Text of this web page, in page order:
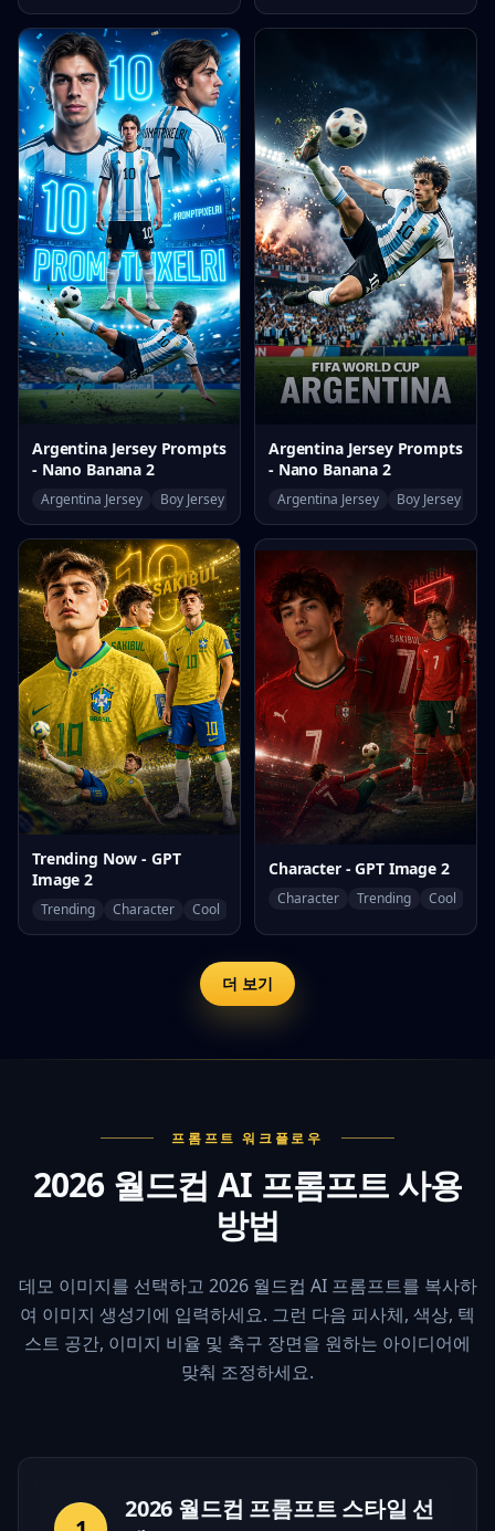
Argentina Jersey Prompts
- Nano Banana 2
Argentina Jersey Boy Jersey World Cup
Argentina Jersey Prompts
- Nano Banana 2
Argentina Jersey Boy Jersey
Trending Now - GPT
Image 2
Trending Character Cool
Character - GPT Image 2
Character Trending Cool
더 보기
프롬프트 워크플로우
2026 월드컵 AI 프롬프트 사용
방법
데모 이미지를 선택하고 2026 월드컵 AI 프롬프트를 복사하
여 이미지 생성기에 입력하세요. 그런 다음 피사체, 색상, 텍
스트 공간, 이미지 비율 및 축구 장면을 원하는 아이디어에
맞춰 조정하세요.
2026 월드컵 프롬프트 스타일 선